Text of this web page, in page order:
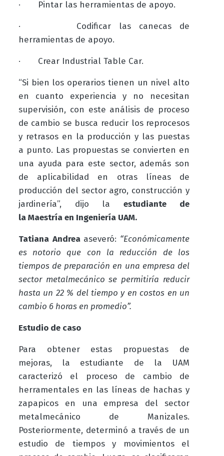
· Pintar las herramientas de apoyo.
·
Codificar las canecas de
herramientas de apoyo.
· Crear Industrial Table Car.
“Si bien los operarios tienen un nivel alto
en cuanto experiencia y no necesitan
supervisión, con este análisis de proceso
de cambio se busca reducir los reprocesos
y retrasos en la producción y las puestas
a punto. Las propuestas se convierten en
una ayuda para este sector, además son
de aplicabilidad en otras líneas de
producción del sector agro, construcción y
jardinería”, dijo laestudiante de
laMaestría en IngenieríaUAM.
Tatiana Andrea aseveró: “Económicamente
es notorio que con la reducción de los
tiempos de preparación en una empresa del
sector metalmecánico se permitiría reducir
hasta un 22 % del tiempo y en costos en un
cambio 6 horas en promedio”.
Estudio de caso
Para obtener estas propuestas de
mejoras, la estudiante de la UAM
caracterizó el proceso de cambio de
herramentales en las líneas de hachas y
zapapicos en una empresa del sector
metalmecánico de Manizales.
Posteriormente, determinó a través de un
estudio de tiempos y movimientos el